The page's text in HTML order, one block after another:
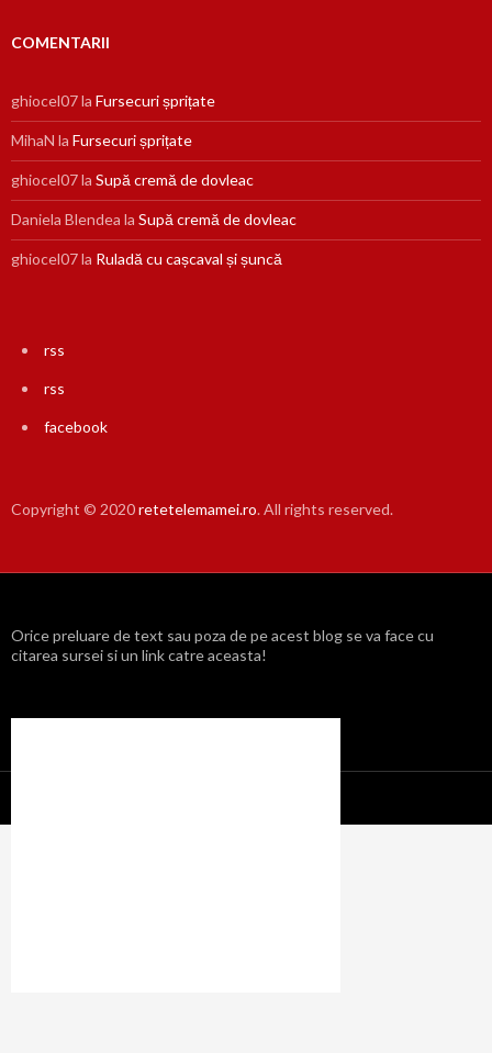
COMENTARII
ghiocel07la Fursecuri șprițate
MihaN la Fursecuri șprițate
ghiocel07la Supă cremă de dovleac
Daniela Blendea la Supă cremă de dovleac
ghiocel07la Ruladă cu cașcaval și șuncă
rss
rss
facebook
Copyright © 2020retetelemamei.ro. All rights reserved.
Orice preluare de text sau poza de pe acest blog se va face cu
citarea sursei si un link catre aceasta!